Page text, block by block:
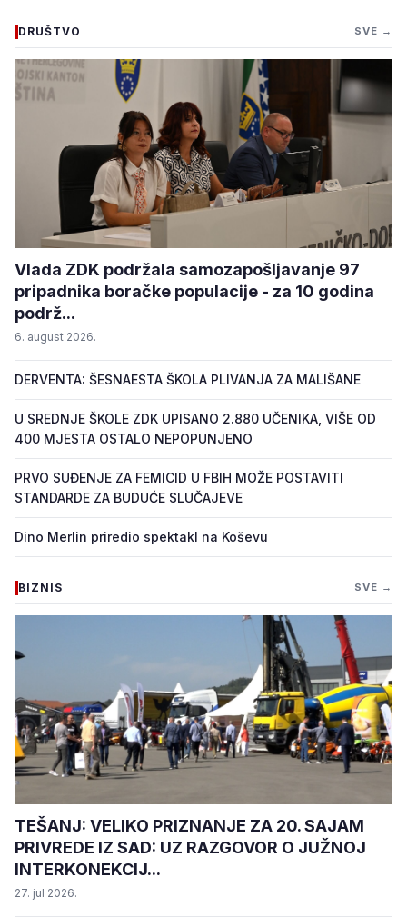
DRUŠTVO SVE →
Vlada ZDK podržala samozapošljavanje 97
pripadnika boračke populacije - za 10 godina
podrž...
6. august 2026.
DERVENTA: ŠESNAESTA ŠKOLA PLIVANJA ZA MALIŠANE
U SREDNJE ŠKOLE ZDK UPISANO 2.880 UČENIKA, VIŠE OD
400 MJESTA OSTALO NEPOPUNJENO
PRVO SUĐENJE ZA FEMICID U FBIH MOŽE POSTAVITI
STANDARDE ZA BUDUĆE SLUČAJEVE
Dino Merlin priredio spektakl na Koševu
BIZNIS SVE →
TEŠANJ: VELIKO PRIZNANJE ZA 20. SAJAM
PRIVREDE IZ SAD: UZ RAZGOVOR O JUŽNOJ
INTERKONEKCIJ...
27. jul 2026.